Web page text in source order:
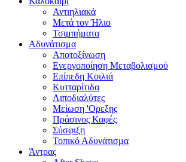
Αντιηλιακά
Μετά τον Ήλιο
Τσιμπήματα
Αδυνάτισμα
Αποτοξίνωση
Ενεργοποίηση Μεταβολισμού
Επίπεδη Κοιλιά
Κυτταρίτιδα
Λιποδιαλύτες
Μείωση 'Ορεξης
Πράσινος Καφές
Σύσφιξη
Τοπικό Αδυνάτισμα
Άντρας